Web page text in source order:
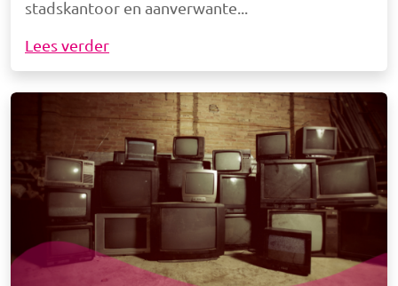
stadskantoor en aanverwante
Lees verder
Afbeelding